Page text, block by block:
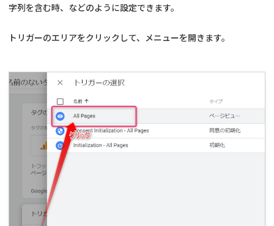
字列を含む時、などのように設定できます。
トリガーのエリアをクリックして、メニューを開きます。